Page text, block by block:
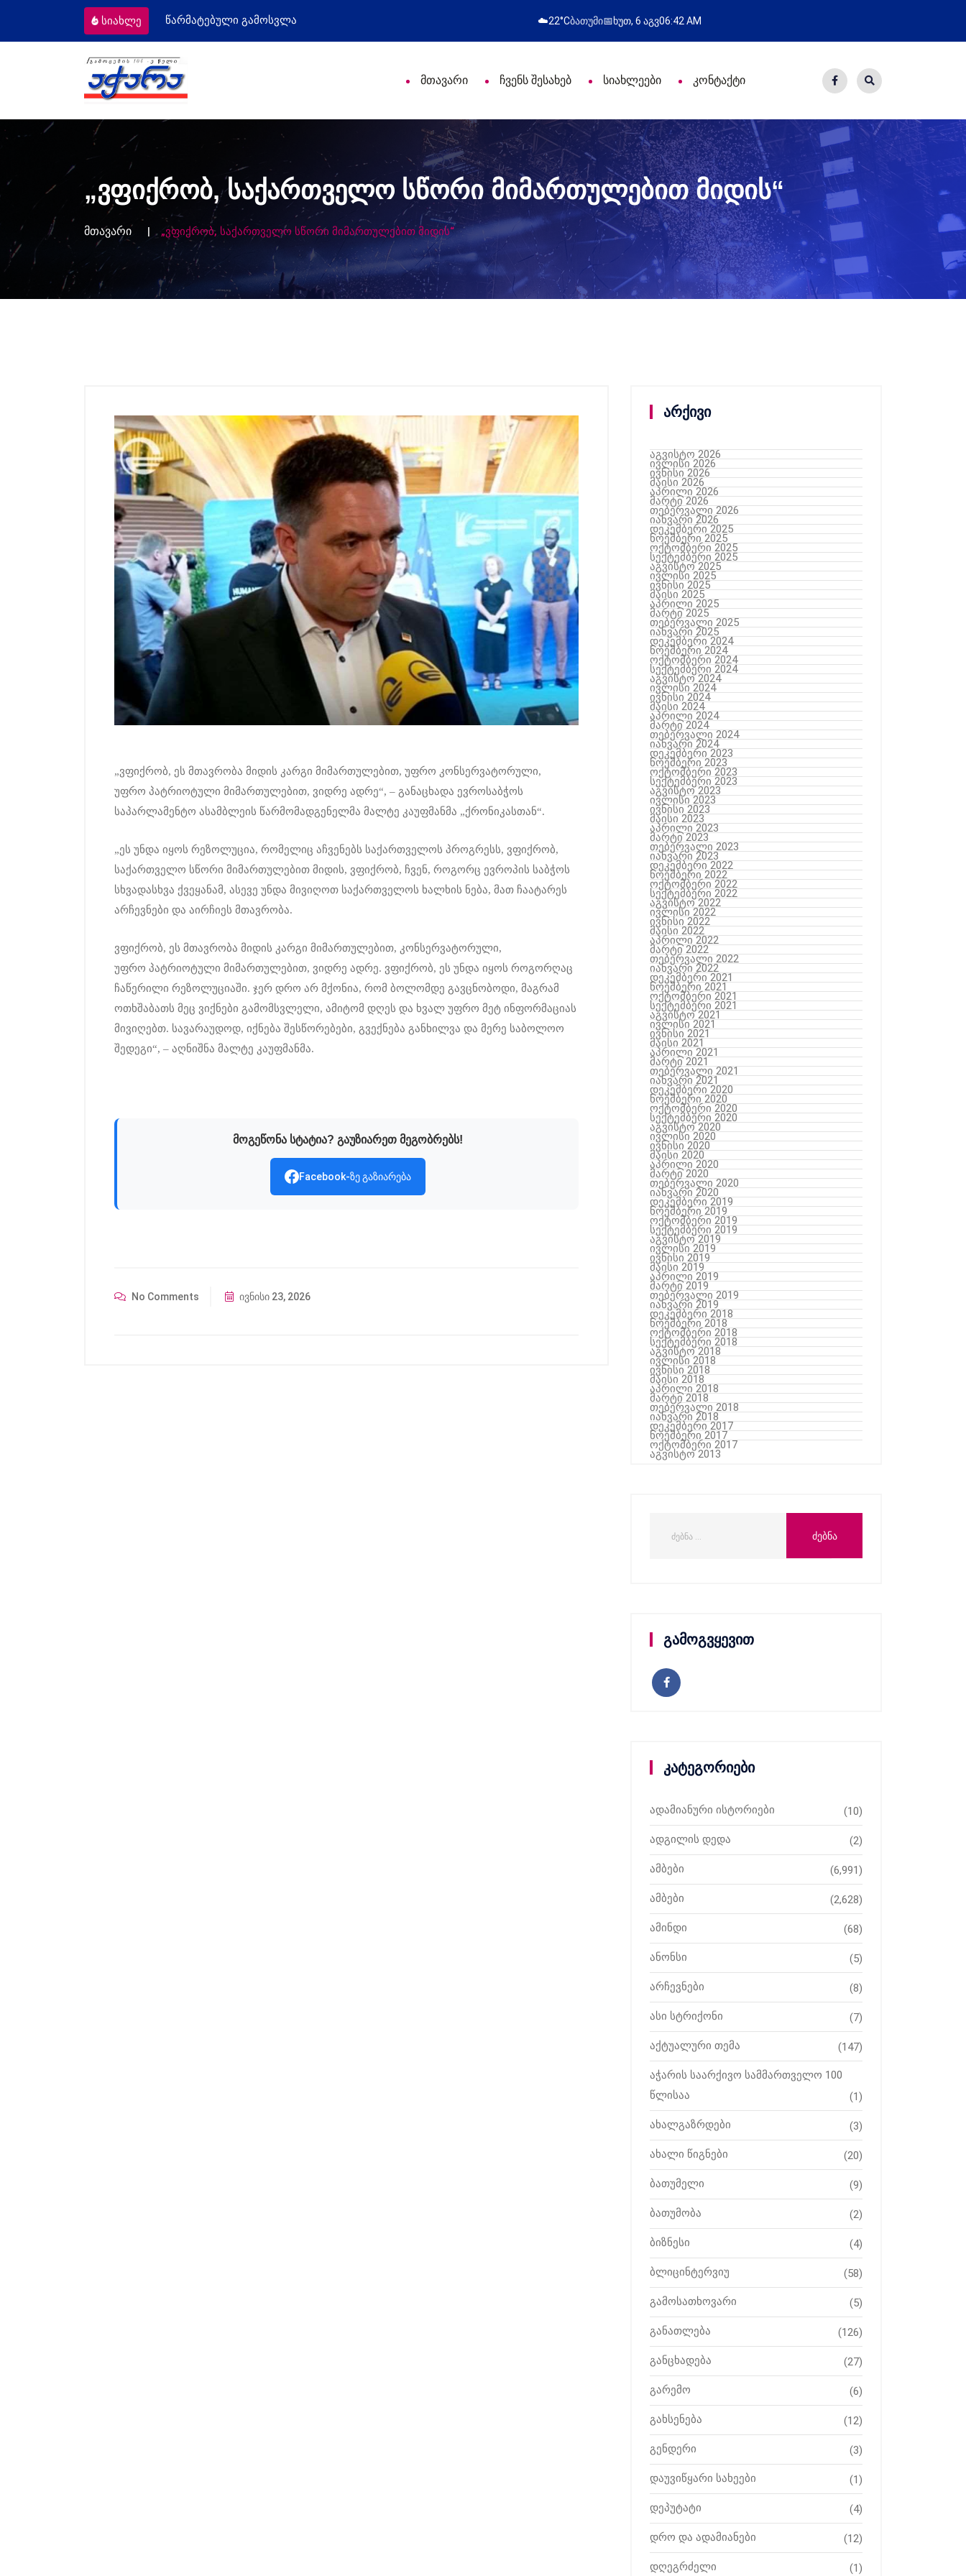
სიახლე
დღე მიულოცა წარმატებული გამოსვლა ახალი საცხოვრისი - 7 ეკომიგრანტს
☁️22°Cბათუმი📅ხუთ, 6 აგვ06:42 AM
მთავარი ჩვენს შესახებ სიახლეები კონტაქტი
„ვფიქრობ, საქართველო სწორი მიმართულებით მიდის“
მთავარი „ვფიქრობ, საქართველო სწორი მიმართულებით მიდის“
„ვფიქრობ, ეს მთავრობა მიდის კარგი მიმართულებით, უფრო კონსერვატორული,
უფრო პატრიოტული მიმართულებით, ვიდრე ადრე“, – განაცხადა ევროსაბჭოს
საპარლამენტო ასამბლეის წარმომადგენელმა მალტე კაუფმანმა „ქრონიკასთან“.
„ეს უნდა იყოს რეზოლუცია, რომელიც აჩვენებს საქართველოს პროგრესს, ვფიქრობ,
საქართველო სწორი მიმართულებით მიდის, ვფიქრობ, ჩვენ, როგორც ევროპის საბჭოს
სხვადასხვა ქვეყანამ, ასევე უნდა მივიღოთ საქართველოს ხალხის ნება, მათ ჩაატარეს
არჩევნები და აირჩიეს მთავრობა.
ვფიქრობ, ეს მთავრობა მიდის კარგი მიმართულებით, კონსერვატორული,
უფრო პატრიოტული მიმართულებით, ვიდრე ადრე. ვფიქრობ, ეს უნდა იყოს როგორღაც
ჩაწერილი რეზოლუციაში. ჯერ დრო არ მქონია, რომ ბოლომდე გავცნობოდი, მაგრამ
ოთხშაბათს მეც ვიქნები გამომსვლელი, ამიტომ დღეს და ხვალ უფრო მეტ ინფორმაციას
მივიღებთ. სავარაუდოდ, იქნება შესწორებები, გვექნება განხილვა და მერე საბოლოო
შედეგი“, – აღნიშნა მალტე კაუფმანმა.
მოგეწონა სტატია? გაუზიარეთ მეგობრებს!
Facebook-ზე გაზიარება
No Comments ივნისი 23, 2026
არქივი
აგვისტო 2026
ივლისი 2026
ივნისი 2026
მაისი 2026
აპრილი 2026
მარტი 2026
თებერვალი 2026
იანვარი 2026
დეკემბერი 2025
ნოემბერი 2025
ოქტომბერი 2025
სექტემბერი 2025
აგვისტო 2025
ივლისი 2025
ივნისი 2025
მაისი 2025
აპრილი 2025
მარტი 2025
თებერვალი 2025
იანვარი 2025
დეკემბერი 2024
ნოემბერი 2024
ოქტომბერი 2024
სექტემბერი 2024
აგვისტო 2024
ივლისი 2024
ივნისი 2024
მაისი 2024
აპრილი 2024
მარტი 2024
თებერვალი 2024
იანვარი 2024
დეკემბერი 2023
ნოემბერი 2023
ოქტომბერი 2023
სექტემბერი 2023
აგვისტო 2023
ივლისი 2023
ივნისი 2023
მაისი 2023
აპრილი 2023
მარტი 2023
თებერვალი 2023
იანვარი 2023
დეკემბერი 2022
ნოემბერი 2022
ოქტომბერი 2022
სექტემბერი 2022
აგვისტო 2022
ივლისი 2022
ივნისი 2022
მაისი 2022
აპრილი 2022
მარტი 2022
თებერვალი 2022
იანვარი 2022
დეკემბერი 2021
ნოემბერი 2021
ოქტომბერი 2021
სექტემბერი 2021
აგვისტო 2021
ივლისი 2021
ივნისი 2021
მაისი 2021
აპრილი 2021
მარტი 2021
თებერვალი 2021
იანვარი 2021
დეკემბერი 2020
ნოემბერი 2020
ოქტომბერი 2020
სექტემბერი 2020
აგვისტო 2020
ივლისი 2020
ივნისი 2020
მაისი 2020
აპრილი 2020
მარტი 2020
თებერვალი 2020
იანვარი 2020
დეკემბერი 2019
ნოემბერი 2019
ოქტომბერი 2019
სექტემბერი 2019
აგვისტო 2019
ივლისი 2019
ივნისი 2019
მაისი 2019
აპრილი 2019
მარტი 2019
თებერვალი 2019
იანვარი 2019
დეკემბერი 2018
ნოემბერი 2018
ოქტომბერი 2018
სექტემბერი 2018
აგვისტო 2018
ივლისი 2018
ივნისი 2018
მაისი 2018
აპრილი 2018
მარტი 2018
თებერვალი 2018
იანვარი 2018
დეკემბერი 2017
ნოემბერი 2017
ოქტომბერი 2017
აგვისტო 2013
გამოგვყევით
კატეგორიები
ადამიანური ისტორიები (10)
ადგილის დედა (2)
ამბები (6,991)
ამბები (2,628)
ამინდი (68)
ანონსი (5)
არჩევნები (8)
ასი სტრიქონი (7)
აქტუალური თემა (147)
აჭარის საარქივო სამმართველო 100
წლისაა
(1)
ახალგაზრდები (3)
ახალი წიგნები (20)
ბათუმელი (9)
ბათუმობა (2)
ბიზნესი (4)
ბლიცინტერვიუ (58)
გამოსათხოვარი (5)
განათლება (126)
განცხადება (27)
გარემო (6)
გახსენება (12)
გენდერი (3)
დაუვიწყარი სახეები (1)
დეპუტატი (4)
დრო და ადამიანები (12)
დღეგრძელი (1)